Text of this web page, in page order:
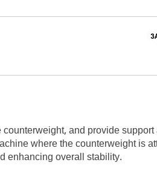
and provide
where the counterweight is
enhancing overall stability.